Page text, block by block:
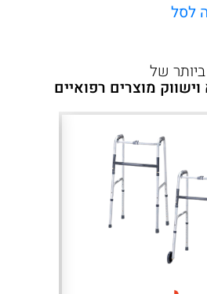
לסל
של
מוצרים רפואיים